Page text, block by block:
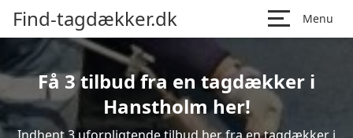
Find-tagdækker.dk Menu
Få 3 tilbud fra en tagdækker i
Hanstholm her!